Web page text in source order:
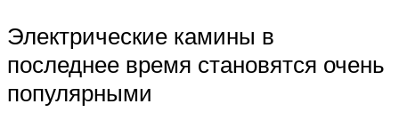
Электрические камины в
последнее время становятся очень
популярными